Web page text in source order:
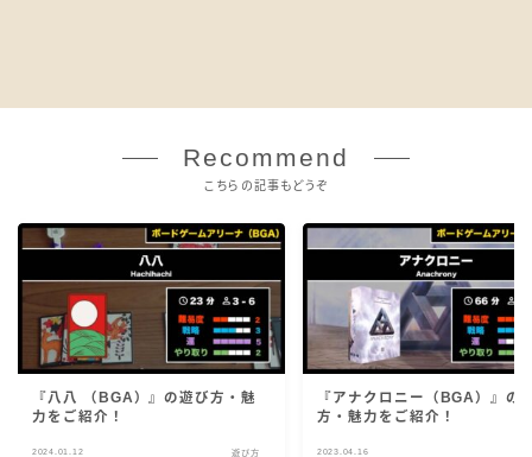
Recommend
こちらの記事もどうぞ
『八八 （BGA）』の遊び方・魅
力をご紹介！
2024.01.12 遊び方
『アナクロニー（BGA）』の
方・魅力をご紹介！
2023.04.16